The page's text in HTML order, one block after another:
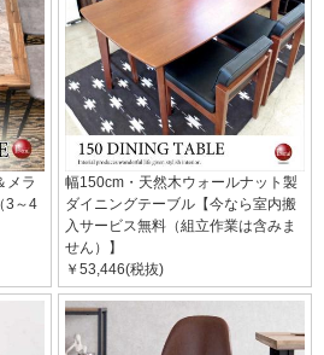
メラ
3～4
幅150cm・天然木ウォールナット製
ダイニングテーブル【今なら室内搬
入サービス無料（組立作業は含みま
せん）】
￥53,446(税抜)